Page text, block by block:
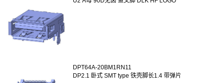
DPT64A-20BM1RN11
DP2.1 卧式 SMT type 铁壳脚长1.4 带弹片